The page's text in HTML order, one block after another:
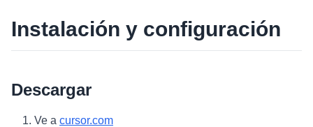
Instalación y configuración
Descargar
Ve a cursor.com